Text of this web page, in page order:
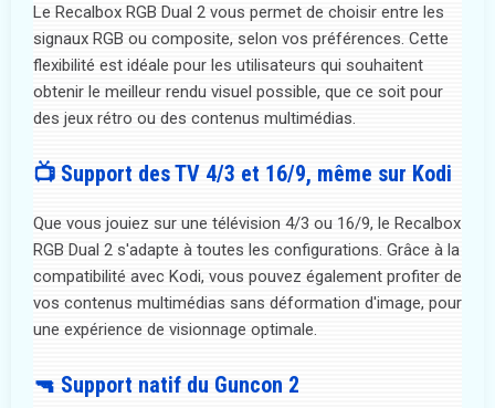
Le Recalbox RGB Dual 2 vous permet de choisir entre les
signaux RGB ou composite, selon vos préférences. Cette
flexibilité est idéale pour les utilisateurs qui souhaitent
obtenir le meilleur rendu visuel possible, que ce soit pour
des jeux rétro ou des contenus multimédias.
📺 Support des TV 4/3 et 16/9, même sur Kodi
Que vous jouiez sur une télévision 4/3 ou 16/9, le Recalbox
RGB Dual 2 s'adapte à toutes les configurations. Grâce à la
compatibilité avec Kodi, vous pouvez également profiter de
vos contenus multimédias sans déformation d'image, pour
une expérience de visionnage optimale.
🔫 Support natif du Guncon 2